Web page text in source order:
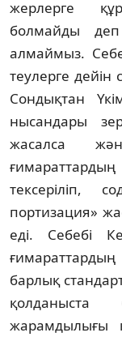
жерлерге
болмайды
алмаймыз.
теулерге
Сондықтан
нысандары
жасалса
тексеріліп,
портизация»
еді. Себебі
барлық
қолданыста
жарамдылығы